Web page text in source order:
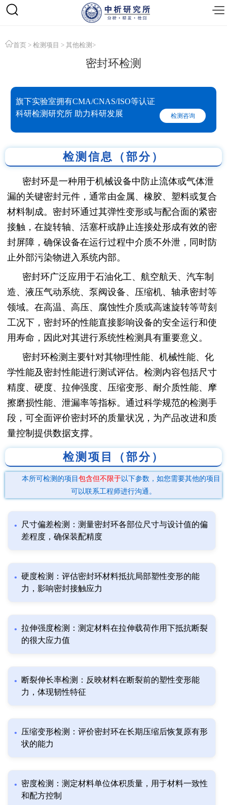
首页 > 检测项目 > 其他检测 >
密封环检测
旗下实验室拥有CMA/CNAS/ISO等认证
科研检测研究所 助力科研发展
检测咨询
检测信息（部分）
密封环是一种用于机械设备中防止流体或气体泄
漏的关键密封元件，通常由金属、橡胶、塑料或复合
材料制成。密封环通过其弹性变形或与配合面的紧密
接触，在旋转轴、活塞杆或静止连接处形成有效的密
封屏障，确保设备在运行过程中介质不外泄，同时防
止外部污染物进入系统内部。
密封环广泛应用于石油化工、航空航天、汽车制
造、液压气动系统、泵阀设备、压缩机、轴承密封等
领域。在高温、高压、腐蚀性介质或高速旋转等苛刻
工况下，密封环的性能直接影响设备的安全运行和使
用寿命，因此对其进行系统性检测具有重要意义。
密封环检测主要针对其物理性能、机械性能、化
学性能及密封性能进行测试评估。检测内容包括尺寸
精度、硬度、拉伸强度、压缩变形、耐介质性能、摩
擦磨损性能、泄漏率等指标。通过科学规范的检测手
段，可全面评价密封环的质量状况，为产品改进和质
量控制提供数据支撑。
检测项目（部分）
本所可检测的项目 包含但不限于以下参数，如您需要其他的项目
可以联系工程师进行沟通。
尺寸偏差检测：测量密封环各部位尺寸与设计值的偏
差程度，确保装配精度
硬度检测：评估密封环材料抵抗局部塑性变形的能
力，影响密封接触应力
拉伸强度检测：测定材料在拉伸载荷作用下抵抗断裂
的很大应力值
断裂伸长率检测：反映材料在断裂前的塑性变形能
力，体现韧性特征
压缩变形检测：评价密封环在长期压缩后恢复原有形
状的能力
密度检测：测定材料单位体积质量，用于材料一致性
和配方控制